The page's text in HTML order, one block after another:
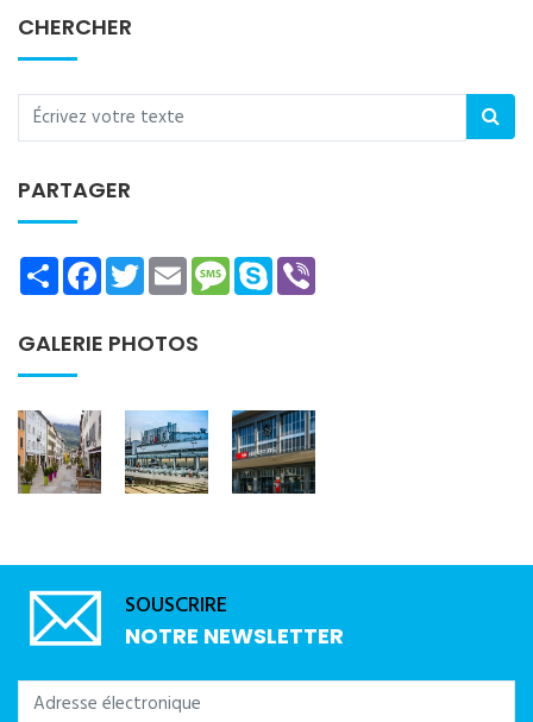
CHERCHER
PARTAGER
ShareFacebookTwitterEmailMessage
Skype
GALERIE PHOTOS
SOUSCRIRE
NOTRE NEWSLETTER